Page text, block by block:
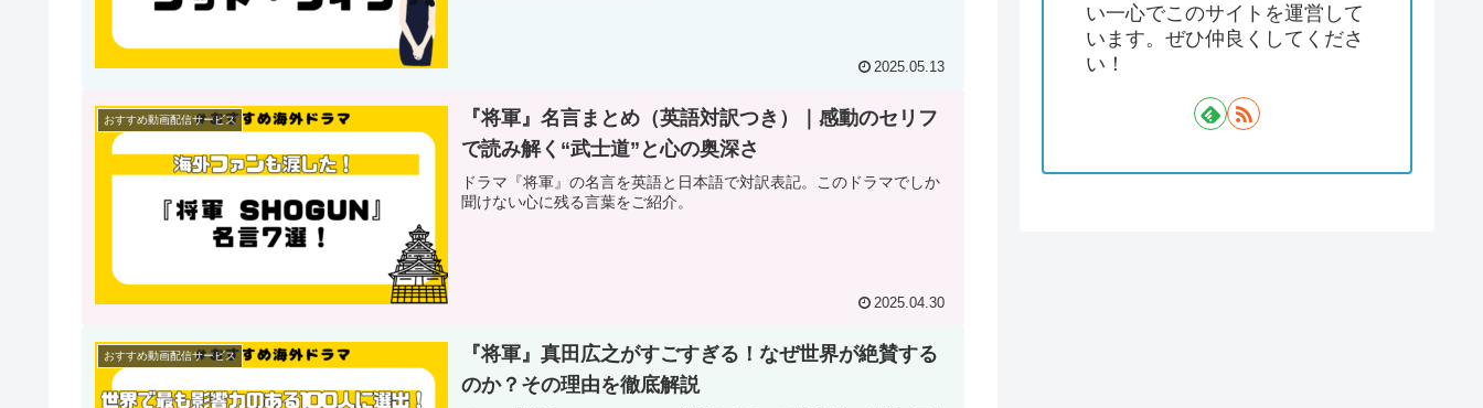
2025.05.13
おすすめ動画配信サービス
『将軍』名言まとめ（英語対訳つき）｜感動のセリフ
で読み解く“武士道”と心の奥深さ
ドラマ『将軍』の名言を英語と日本語で対訳表記。このドラマでしか
聞けない心に残る言葉をご紹介。
2025.04.30
おすすめ動画配信サービス
『将軍』真田広之がすごすぎる！なぜ世界が絶賛する
のか？その理由を徹底解説
い一心でこのサイトを運営して
います。ぜひ仲良くしてくださ
い！